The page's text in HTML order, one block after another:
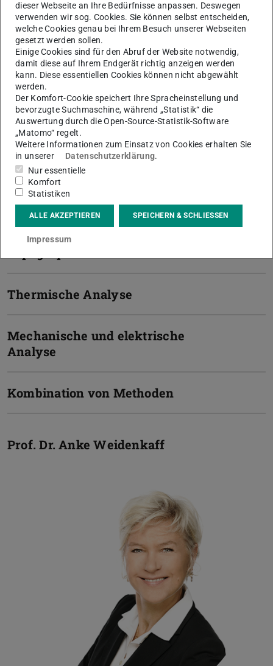
Strukturforschung (ST)
Chemische Analyse
Strukturanalyse
Thermische Analyse
Mechanische und elektrische
Analyse
Kombination von Methoden
Prof. Dr.Anke Weidenkaff
dieser Webseite an Ihre Bedürfnisse anpassen. Deswegen
verwenden wir sog. Cookies. Sie können selbst entscheiden,
welche Cookies genau bei Ihrem Besuch unserer Webseiten
gesetzt werden sollen.
Einige Cookies sind für den Abruf der Website notwendig,
damit diese auf Ihrem Endgerät richtig anzeigen werden
kann. Diese essentiellen Cookies können nicht abgewählt
werden.
Der Komfort-Cookie speichert Ihre Spracheinstellung und
bevorzugte Suchmaschine, während „Statistik“ die
Auswertung durch die Open-Source-Statistik-Software
„Matomo“ regelt.
Weitere Informationen zum Einsatz von Cookies erhalten Sie
in unserer
Datenschutzerklärung.
Nur essentielle
Komfort
Statistiken
ALLE AKZEPTIEREN SPEICHERN & SCHLIESSEN
Impressum